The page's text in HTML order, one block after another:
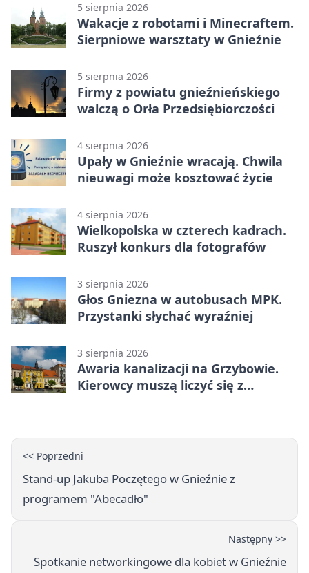
5 sierpnia 2026
Wakacje z robotami i Minecraftem.
Sierpniowe warsztaty w Gnieźnie
5 sierpnia 2026
Firmy z powiatu gnieźnieńskiego
walczą o Orła Przedsiębiorczości
4 sierpnia 2026
Upały w Gnieźnie wracają. Chwila
nieuwagi może kosztować życie
4 sierpnia 2026
Wielkopolska w czterech kadrach.
Ruszył konkurs dla fotografów
3 sierpnia 2026
Głos Gniezna w autobusach MPK.
Przystanki słychać wyraźniej
3 sierpnia 2026
Awaria kanalizacji na Grzybowie.
Kierowcy muszą liczyć się z
<< Poprzedni
Stand-up Jakuba Poczętego w Gnieźnie z
programem "Abecadło"
Następny >>
Spotkanie networkingowe dla kobiet w Gnieźnie